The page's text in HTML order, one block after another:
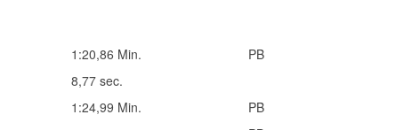
1:20,86 Min.
PB
8,77 sec.
1:24,99 Min.
PB